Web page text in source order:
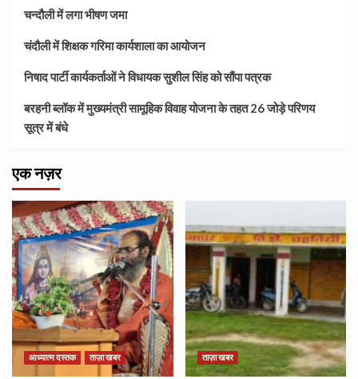
चन्दौली में लगा भीषण जमा
चंदौली में शिक्षक गरिमा कार्यशाला का आयोजन
निषाद पार्टी कार्यकर्ताओं ने विधायक सुशील सिंह को सौंपा पत्रक
बरहनी ब्लॉक में मुख्यमंत्री सामूहिक विवाह योजना के तहत 26 जोड़े परिणय
सूत्र में बंधे
एक नज़र
आध्यात्म दस्तक ताज़ा खबर ताज़ा खबर